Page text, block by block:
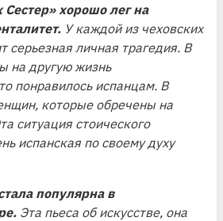
Сестер»хорошо лег на
У каждой из чеховских
серьезная личная трагедия. В
на другую жизнь
понравилось испанцам. В
которые обречены на
ситуация стоического
испанская по своему духу
популярна в
Эта пьеса об искусстве, она